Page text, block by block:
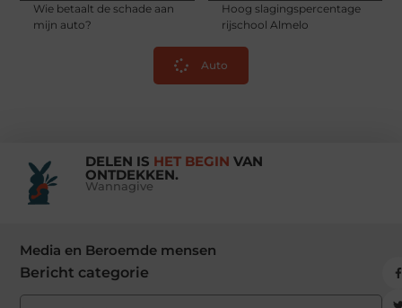
Wie betaalt de schade aan
mijn auto?
Hoog slagingspercentage
rijschool Almelo
Auto
DELEN IS HET BEGIN VAN
ONTDEKKEN.
Wannagive
Media en Beroemde mensen
Bericht categorie